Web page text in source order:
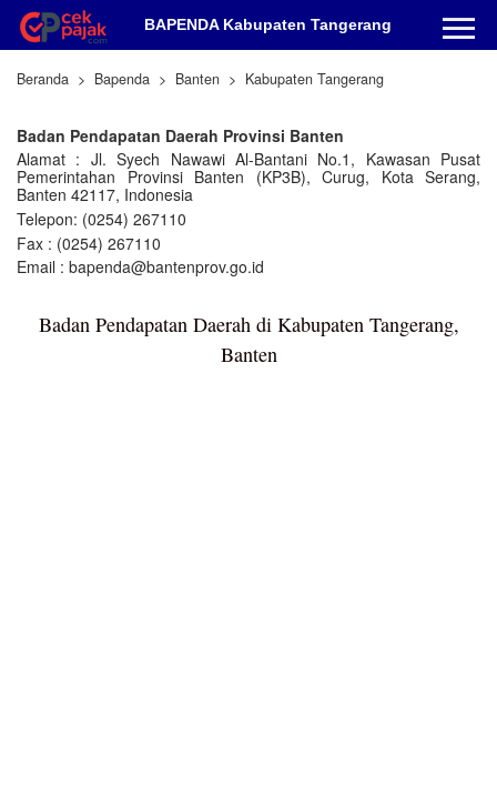
BAPENDA Kabupaten Tangerang
Beranda Bapenda Banten Kabupaten Tangerang
Badan Pendapatan Daerah Provinsi Banten
Alamat : Jl. Syech Nawawi Al-Bantani No.1, Kawasan Pusat
Pemerintahan Provinsi Banten (KP3B), Curug, Kota Serang,
Banten 42117, Indonesia
Telepon: (0254) 267110
Fax : (0254) 267110
Email : bapenda@bantenprov.go.id
Badan Pendapatan Daerah di Kabupaten Tangerang,
Banten